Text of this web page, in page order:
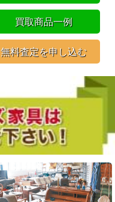
買取商品一例
無料査定を申し込む